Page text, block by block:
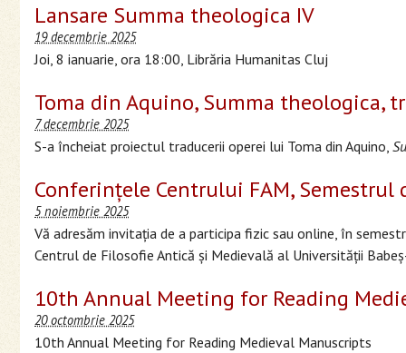
Lansare Summa theologica IV
19 decembrie 2025
Joi, 8 ianuarie, ora 18:00, Librăria Humanitas Cluj
Toma din Aquino, Summa theologica,
7 decembrie 2025
S-a încheiat proiectul traducerii operei lui Toma din Aquino,
Conferinţele Centrului FAM, Semestrul
5 noiembrie 2025
Vă adresăm invitaţia de a participa fizic sau online, în
Centrul de Filosofie Antică şi Medievală al Universităţii
10th Annual Meeting for Reading
20 octombrie 2025
10th Annual Meeting for Reading Medieval Manuscripts